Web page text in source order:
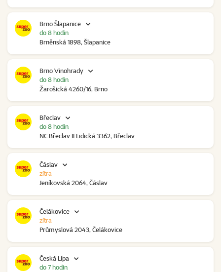
Brno Šlapanice
Brněnská 1898, Šlapanice
do 8 hodin
Brno Vinohrady
Žarošická 4260/16, Brno
do 8 hodin
Břeclav
NC Břeclav II Lidická 3362, Břeclav
do 8 hodin
Čáslav
Jeníkovská 2064, Čáslav
zítra
Čelákovice
Průmyslová 2043, Čelákovice
zítra
Česká Lípa
do 7 hodin